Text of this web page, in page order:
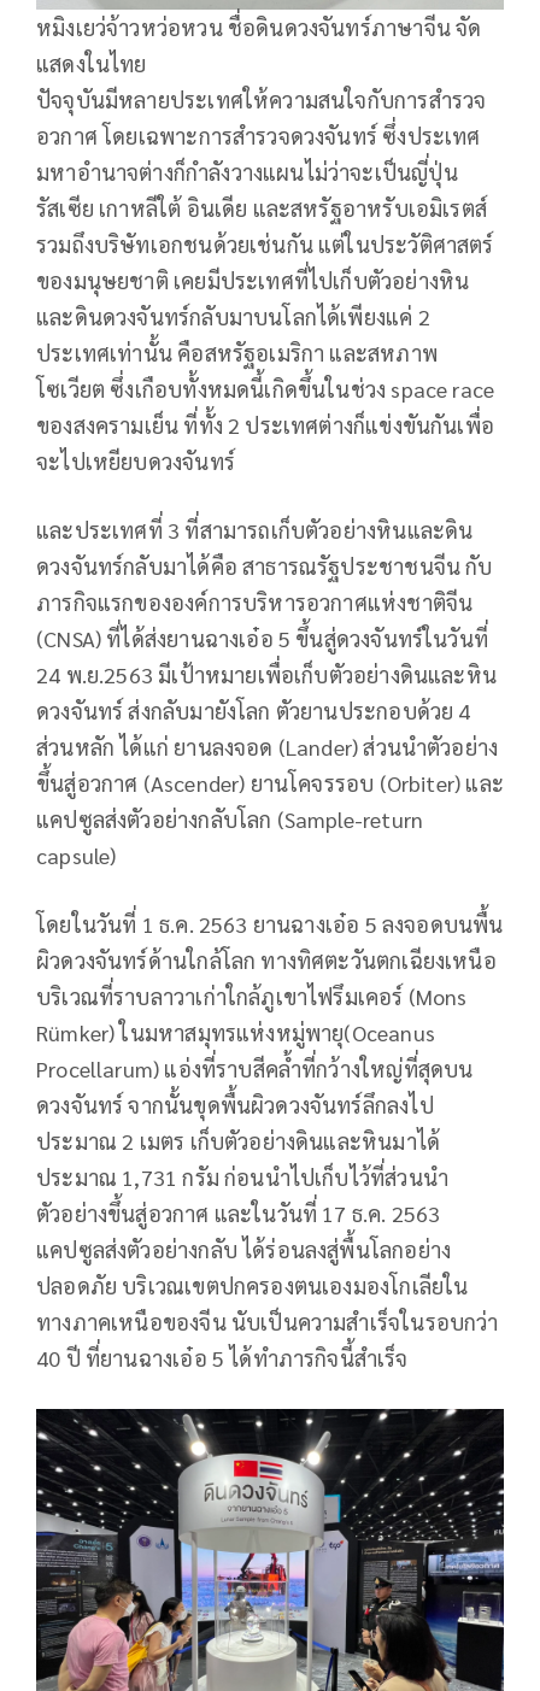
หมิงเยว่จ้าวหว่อหวน ชื่อดินดวงจันทร์ภาษาจีน จัด
แสดงในไทย
ปัจจุบันมีหลายประเทศให้ความสนใจกับการสำรวจ
อวกาศ โดยเฉพาะการสำรวจดวงจันทร์ ซึ่งประเทศ
มหาอำนาจต่างก็กำลังวางแผนไม่ว่าจะเป็นญี่ปุ่น
รัสเซีย เกาหลีใต้ อินเดีย และสหรัฐอาหรับเอมิเรตส์
รวมถึงบริษัทเอกชนด้วยเช่นกัน แต่ในประวัติศาสตร์
ของมนุษยชาติ เคยมีประเทศที่ไปเก็บตัวอย่างหิน
และดินดวงจันทร์กลับมาบนโลกได้เพียงแค่ 2
ประเทศเท่านั้น คือสหรัฐอเมริกา และสหภาพ
โซเวียต ซึ่งเกือบทั้งหมดนี้เกิดขึ้นในช่วง space race
ของสงครามเย็น ที่ทั้ง 2 ประเทศต่างก็แข่งขันกันเพื่อ
จะไปเหยียบดวงจันทร์
และประเทศที่ 3 ที่สามารถเก็บตัวอย่างหินและดิน
ดวงจันทร์กลับมาได้คือ สาธารณรัฐประชาชนจีน กับ
ภารกิจแรกขององค์การบริหารอวกาศแห่งชาติจีน
(CNSA) ที่ได้ส่งยานฉางเอ๋อ 5 ขึ้นสู่ดวงจันทร์ในวันที่
24 พ.ย.2563 มีเป้าหมายเพื่อเก็บตัวอย่างดินและหิน
ดวงจันทร์ ส่งกลับมายังโลก ตัวยานประกอบด้วย 4
ส่วนหลัก ได้แก่ ยานลงจอด (Lander) ส่วนนำตัวอย่าง
ขึ้นสู่อวกาศ (Ascender) ยานโคจรรอบ (Orbiter) และ
แคปซูลส่งตัวอย่างกลับโลก (Sample-return
capsule)
โดยในวันที่ 1 ธ.ค. 2563 ยานฉางเอ๋อ 5 ลงจอดบนพื้น
ผิวดวงจันทร์ด้านใกล้โลก ทางทิศตะวันตกเฉียงเหนือ
บริเวณที่ราบลาวาเก่าใกล้ภูเขาไฟรึมเคอร์ (Mons
Rümker) ในมหาสมุทรแห่งหมู่พายุ(Oceanus
Procellarum) แอ่งที่ราบสีคล้ำที่กว้างใหญ่ที่สุดบน
ดวงจันทร์ จากนั้นขุดพื้นผิวดวงจันทร์ลึกลงไป
ประมาณ 2 เมตร เก็บตัวอย่างดินและหินมาได้
ประมาณ 1,731 กรัม ก่อนนำไปเก็บไว้ที่ส่วนนำ
ตัวอย่างขึ้นสู่อวกาศ และในวันที่ 17 ธ.ค. 2563
แคปซูลส่งตัวอย่างกลับ ได้ร่อนลงสู่พื้นโลกอย่าง
ปลอดภัย บริเวณเขตปกครองตนเองมองโกเลียใน
ทางภาคเหนือของจีน นับเป็นความสำเร็จในรอบกว่า
40 ปี ที่ยานฉางเอ๋อ 5 ได้ทำภารกิจนี้สำเร็จ